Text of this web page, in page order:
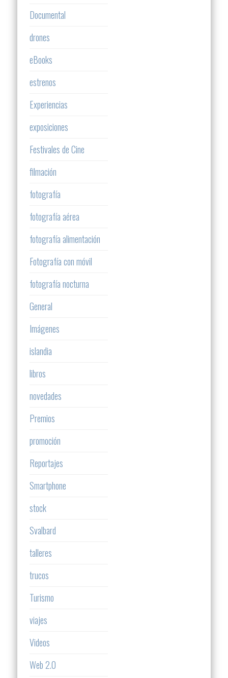
Documental
drones
eBooks
estrenos
Experiencias
exposiciones
Festivales de Cine
filmación
fotografía
fotografía aérea
fotografía alimentación
Fotografía con móvil
fotografía nocturna
General
Imágenes
islandia
libros
novedades
Premios
promoción
Reportajes
Smartphone
stock
Svalbard
talleres
trucos
Turismo
viajes
Videos
Web 2.0